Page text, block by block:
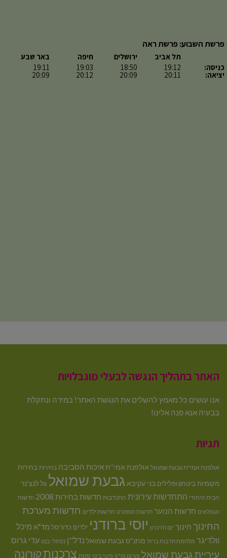
פרשת השבוע: פרשת ראה
כניסה:
יציאה:
תל אביב
19:12
20:11
ירושלים
18:50
20:09
חיפה
19:03
20:12
באר שבע
19:11
20:09
האתר בתהליך הנגשה לבעלי מוגבלויות
אנו עושים כל מאמץ להשלים את הנגשת האתר! במידה ונתקלת
בבעיה אנא פנה אלינו!
תגיות
אולפנת אמי"ת גבעת שמואל אולפנת אמי''תאיכות הסביבה בחירות בחירות
מקומיות ביטחון ופלילים בני עקיבא גבעת שמואל גל לנצ'נר
הבית היהודי התחדשות עירונית התנדבות חדשות בחירות 2008 חדשות
הגמלאים חדשות הנוער חדשות הספורט חדשות ילדים חדשות מערכת
החינוך חינוך יום הזיכרון יוסי ברודני ילדים כדורסל מד"א מיכל
וולדיגר מלחמת חרבות ברזל מתנ"ס גבעת שמואל נדל''ן נפתלי בנט עדי גרוס
עיריית גבעת שמואל פורום פו"פ פינוי בינוי פסח צרכנותקורונה